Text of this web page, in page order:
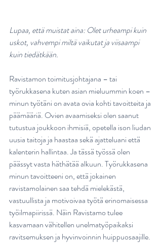
Lupaa, että muistat aina: Olet urheampi kuin
uskot, vahvempi miltä vaikutat ja viisaampi
kuin tiedätkään.
Ravistamon toimitusjohtajana ­– tai
työrukkasena kuten asian mieluummin koen –
minun työtäni on avata ovia kohti tavoitteita ja
päämääriä. Ovien avaamiseksi olen saanut
tutustua joukkoon ihmisiä, opetella ison liudan
uusia taitoja ja haastaa sekä ajatteluani että
kalenterin hallintaa. Ja tässä työssä olen
päässyt vasta häthätää alkuun. Työrukkasena
minun tavoitteeni on, että jokainen
ravistamolainen saa tehdä mielekästä,
vastuullista ja motivoivaa työtä erinomaisessa
työilmapiirissä. Näin Ravistamo tulee
kasvamaan vähitellen unelmatyöpaikaksi
ravitsemuksen ja hyvinvoinnin huippuosaajille.